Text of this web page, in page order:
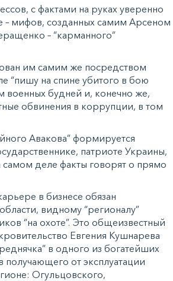
с фактами на руках уверенно
– мифов, созданных самим Арсеном
– “карманного”
им самим же посредством
“пишу на спине убитого в бою
военных будней и, конечно же,
обвинения в коррупции, в том
Авакова” формируется
патриоте Украины,
деле факты говорят о прямо
в бизнесе обязан
видному “регионалу”
“на охоте”. Это общеизвестный
Евгения Кушнарева
в одного из богатейших
от эксплуатации
Огульцовского,